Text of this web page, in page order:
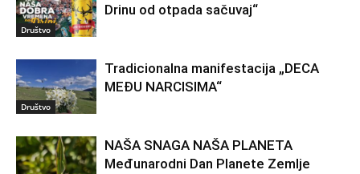
Društvo
Drinu od otpada sačuvaj“
Društvo
Tradicionalna manifestacija „DECA
MEĐU NARCISIMA“
NAŠA SNAGA NAŠA PLANETA
Međunarodni Dan Planete Zemlje